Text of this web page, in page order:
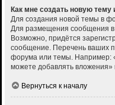
Как мне создать новую
Для создания новой темы в
Для размещения сообщения в
Возможно, придётся
сообщение. Перечень ваших
форума или темы. Например:
можете добавлять вложения»
Вернуться к началу